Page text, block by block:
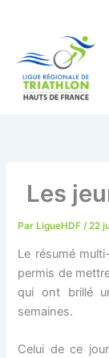
Les
ParLigueHDF /22
Le résumé
permis de
qui ont brillé
semaines.
Celui de ce